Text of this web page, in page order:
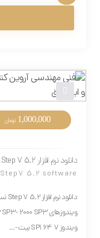
1,000,000 تومان
دانلود نرم افزار Step 7 5.2
Step7 5.2 software
ویندوز 7 SP1 64 بیت -...